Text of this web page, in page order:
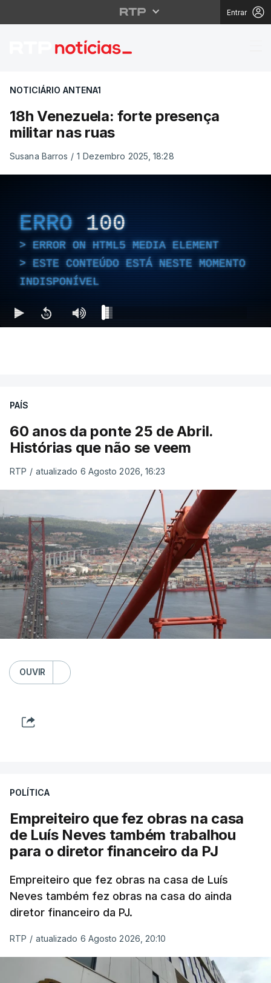
Entrar
18h Venezuela: forte
NOTICIÁRIO ANTENA1
18h Venezuela: forte presença
militar nas ruas
Susana Barros / 1 Dezembro 2025, 18:28
ERRO 100
ERROR ON HTML5 MEDIA ELEMENT
ESTE CONTEÚDO ESTÁ NESTE MOMENTO
INDISPONÍVEL
PAÍS
60 anos da ponte 25 de Abril.
Histórias que não se veem
RTP / atualizado 6 Agosto 2026, 16:23
OUVIR
POLÍTICA
Empreiteiro que fez obras na casa
de Luís Neves também trabalhou
para o diretor financeiro da PJ
Empreiteiro que fez obras na casa de Luís
Neves também fez obras na casa do ainda
diretor financeiro da PJ.
RTP / atualizado 6 Agosto 2026, 20:10